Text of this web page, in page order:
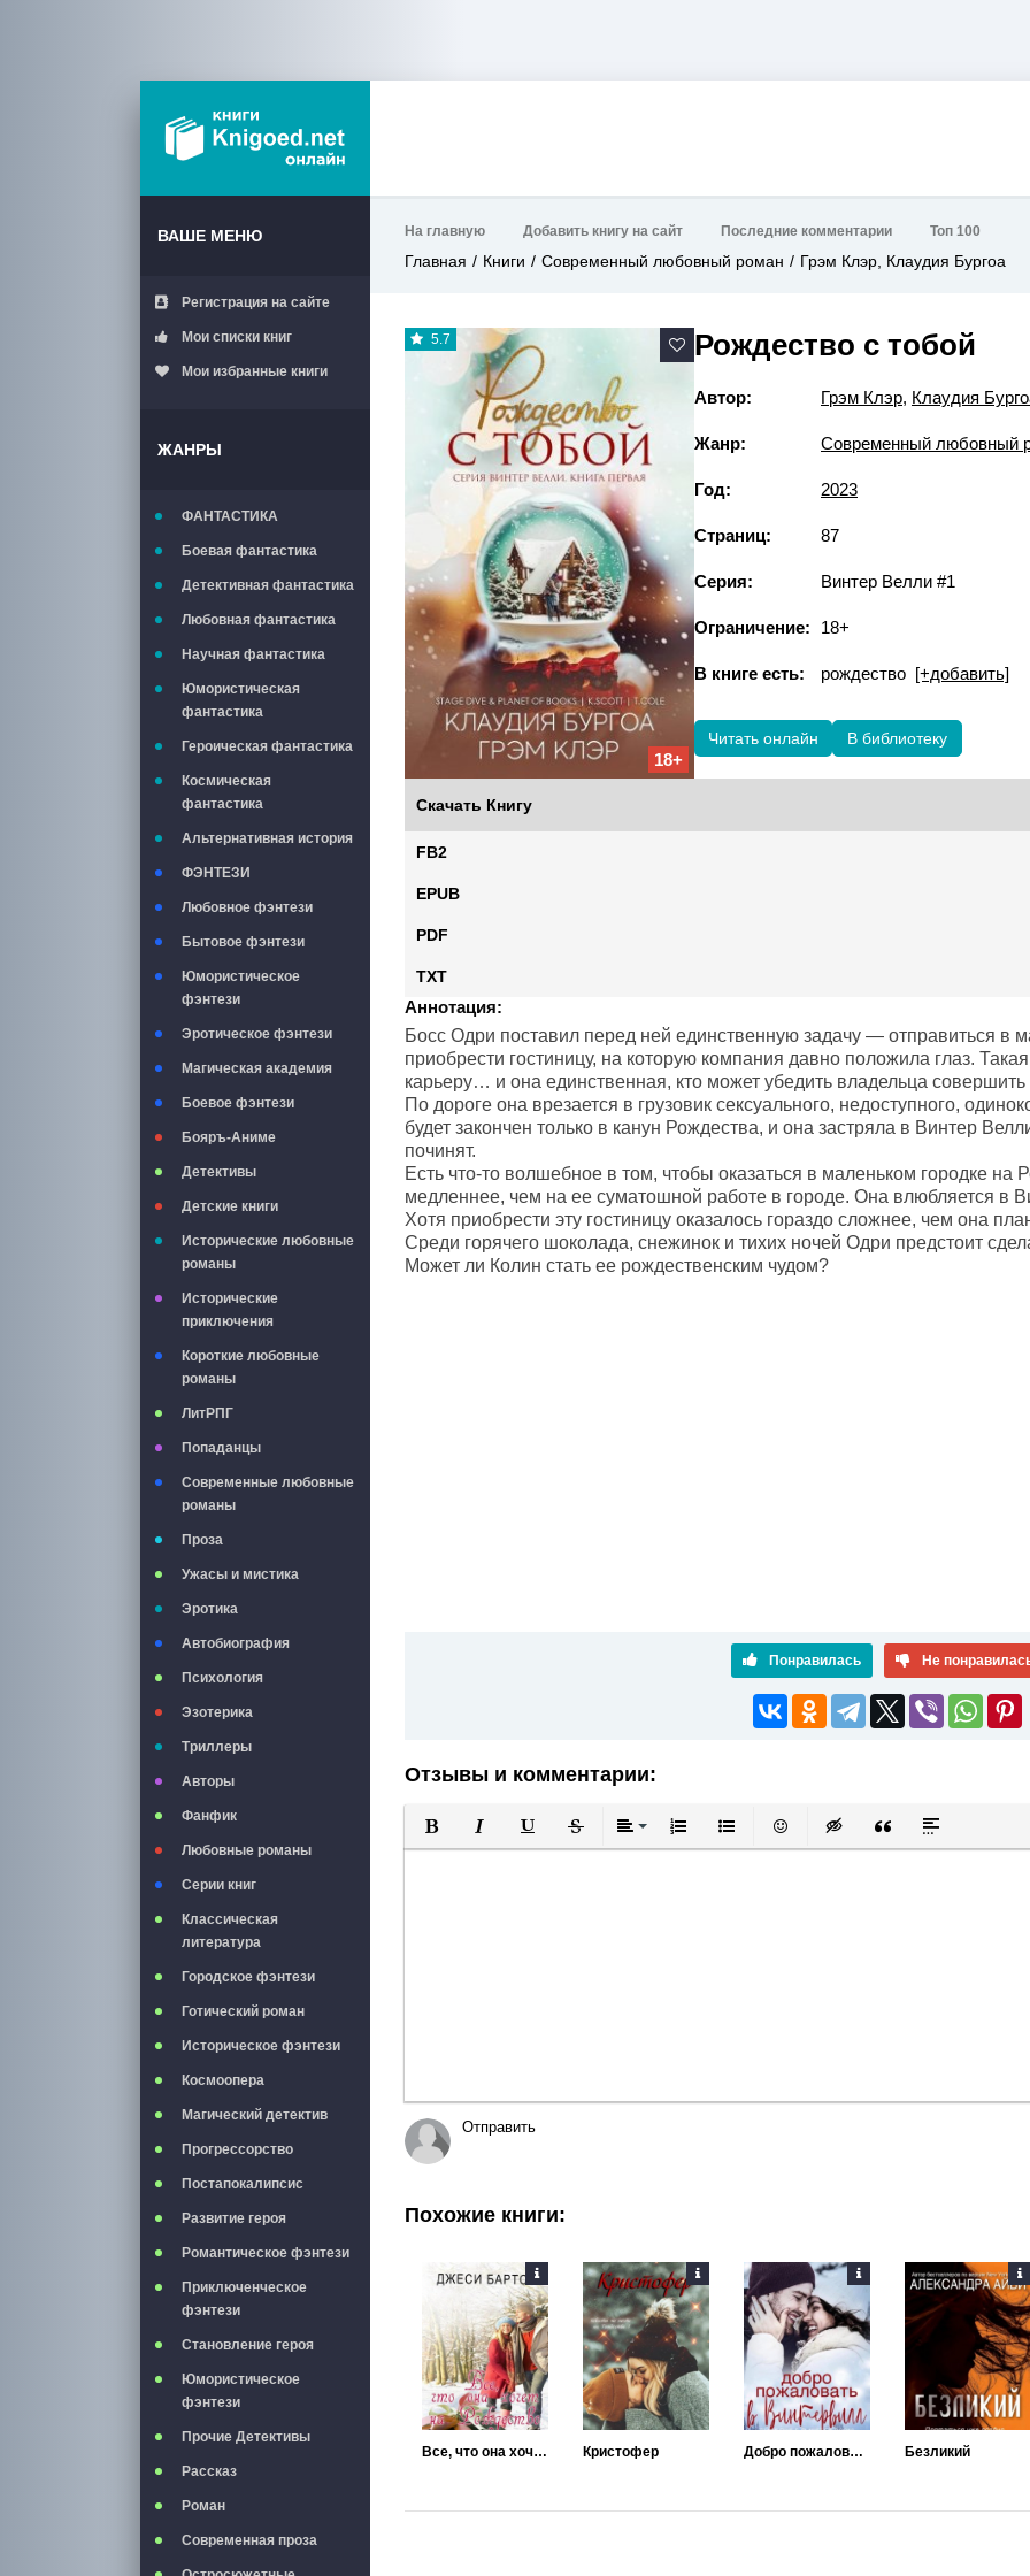
ВАШЕ МЕНЮ
Регистрация на сайте
Мои списки книг
Мои избранные книги
ЖАНРЫ
ФАНТАСТИКА
Боевая фантастика
Детективная фантастика
Любовная фантастика
Научная фантастика
Юмористическая
фантастика
Героическая фантастика
Космическая
фантастика
Альтернативная история
ФЭНТЕЗИ
Любовное фэнтези
Бытовое фэнтези
Юмористическое
фэнтези
Эротическое фэнтези
Магическая академия
Боевое фэнтези
Бояръ-Аниме
Детективы
Детские книги
Исторические любовные
романы
Исторические
приключения
Короткие любовные
романы
ЛитРПГ
Попаданцы
Современные любовные
романы
Проза
Ужасы и мистика
Эротика
Автобиография
Психология
Эзотерика
Триллеры
Авторы
Фанфик
Любовные романы
Серии книг
Классическая
литература
Городское фэнтези
Готический роман
Историческое фэнтези
Космоопера
Магический детектив
Прогрессорство
Постапокалипсис
Развитие героя
Романтическое фэнтези
Приключенческое
фэнтези
Становление героя
Юмористическое
фэнтези
Прочие Детективы
Рассказ
Роман
Современная проза
На главную Добавить книгу на сайт Последние комментарии Топ 100
Главная Книги Современный любовный роман Грэм Клэр, Клаудия Бургоа
5.7
18+
Рождество с тобой
Автор: Грэм Клэр, Клаудия
Жанр: Современный любовный
Год: 2023
Страниц: 87
Серия: Винтер Велли #1
Ограничение: 18+
В книге есть: рождество [+добавить]
Читать онлайн В библиотеку
Скачать Книгу
FB2
EPUB
PDF
TXT
Аннотация:
Босс Одри поставил перед ней единственную задачу — отправиться в
приобрести гостиницу, на которую компания давно положила глаз.
карьеру… и она единственная, кто может убедить владельца совершить
По дороге она врезается в грузовик сексуального, недоступного,
будет закончен только в канун Рождества, и она застряла в Винтер
починят.
Есть что-то волшебное в том, чтобы оказаться в маленьком городке на
медленнее, чем на ее суматошной работе в городе. Она влюбляется в
Хотя приобрести эту гостиницу оказалось гораздо сложнее, чем она
Среди горячего шоколада, снежинок и тихих ночей Одри предстоит
Может ли Колин стать ее рождественским чудом?
Понравилась Не
Отзывы и комментарии:
Полужирный
КурсивПодчеркнутый
ЗачеркнутыйВыравнивание
Нумерованный список
Маркированный список
Вставить смайлик
Вставка скрытого текста
Вставка цитаты
Вставка
Отправить
Похожие книги:
Все, что она хочет на Рождество Кристофер Добро пожаловать в Винтервилл Безликий